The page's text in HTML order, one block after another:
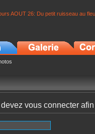
AOUT 26: Du petit ruisseau au
vous connecter